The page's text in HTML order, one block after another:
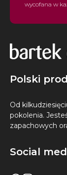
wycofana w
Polski
Od
pokolenia.
zapachowych
Social